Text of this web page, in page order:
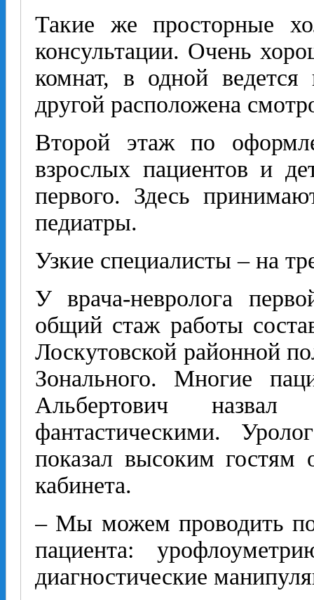
Такие же просторные
консультации. Очень
комнат, в одной
другой расположена
Второй этаж по
взрослых пациентов и
первого. Здесь
педиатры.
Узкие специалисты – на
У врача-невролога
общий стаж работы
Лоскутовской районной
Зонального. Многие
Альбертович
фантастическими.
показал высоким гостям
кабинета.
– Мы можем проводить
пациента:
диагностические